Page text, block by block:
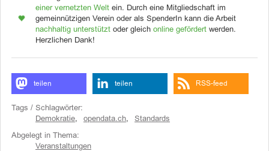
einer vernetzten Welt ein. Durch eine Mitgliedschaft im
gemeinnützigen Verein oder als SpenderIn kann die Arbeit
nachhaltig unterstützt oder gleich online gefördert werden.
Herzlichen Dank!
teilen teilen RSS-feed
Tags / Schlagwörter:
Demokratie, opendata.ch, Standards
Abgelegt in Thema:
Veranstaltungen